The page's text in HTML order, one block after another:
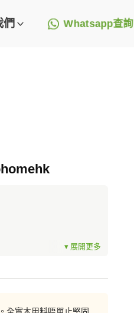
們 Whatsapp查詢
全實木用料唔單止堅固